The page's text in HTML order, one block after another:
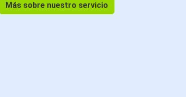
Más sobre nuestro servicio